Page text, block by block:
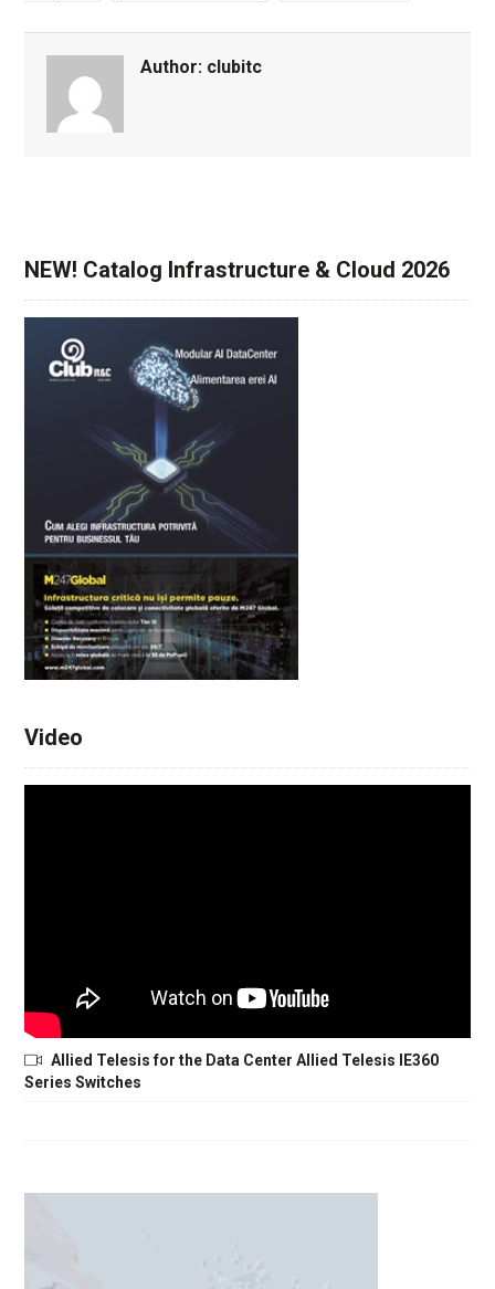
Author: clubitc
NEW! Catalog Infrastructure & Cloud 2026
Video
Allied Telesis for the Data Center Allied Telesis IE360
Series Switches